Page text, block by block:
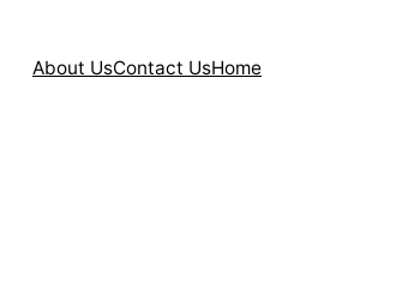
About UsContact UsHome